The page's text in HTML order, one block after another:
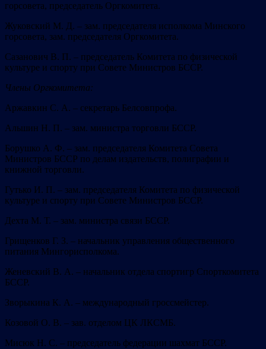
горсовета, председатель Оргкомитета.
Жуковский М. Д. – зам. председателя исполкома Минского
горсовета, зам. председателя Оргкомитета.
Сазанович В. П. – председатель Комитета по физической
культуре и спорту при Совете Министров БССР.
Члены Оргкомитета:
Аржавкин С. А. – секретарь Белсовпрофа.
Альшин Н. П. – зам. министра торговли БССР.
Борушко А. Ф. – зам. председателя Комитета Совета
Министров БССР по делам издательств, полиграфии и
книжной торговли.
Гутько И. П. – зам. председателя Комитета по физической
культуре и спорту при Совете Министров БССР.
Дехта М. Т. – зам. министра связи БССР.
Грищенков Г. З. – начальник управления общественного
питания Мингорисполкома.
Женевский В. А. – начальник отдела спортигр Спорткомитета
БССР.
Зворыкина К. А. – международный гроссмейстер.
Козовой О. В. – зав. отделом ЦК ЛКСМБ.
Мисюк Н. С. – председатель федерации шахмат БССР.